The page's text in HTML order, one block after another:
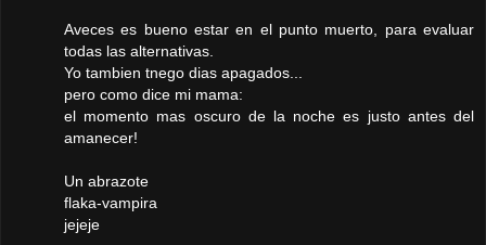
Aveces es bueno estar en el punto muerto, para evaluar
todas las alternativas.
Yo tambien tnego dias apagados...
pero como dice mi mama:
el momento mas oscuro de la noche es justo antes del
amanecer!
Un abrazote
flaka-vampira
jejeje